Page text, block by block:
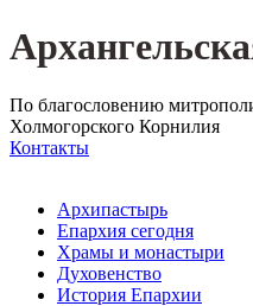
По благословению
Холмогорского Корнилия
Контакты
Архипастырь
Епархия сегодня
Храмы и монастыри
Духовенство
История Епархии